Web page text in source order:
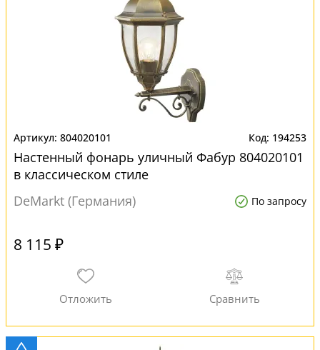
804020101 194253
Настенный фонарь уличный Фабур 804020101
в классическом стиле
DeMarkt (Германия)
По запросу
8 115 ₽